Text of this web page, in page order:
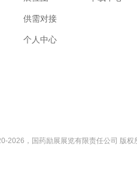
供需对接
个人中心
2026，国药励展展览有限责任公司 版权